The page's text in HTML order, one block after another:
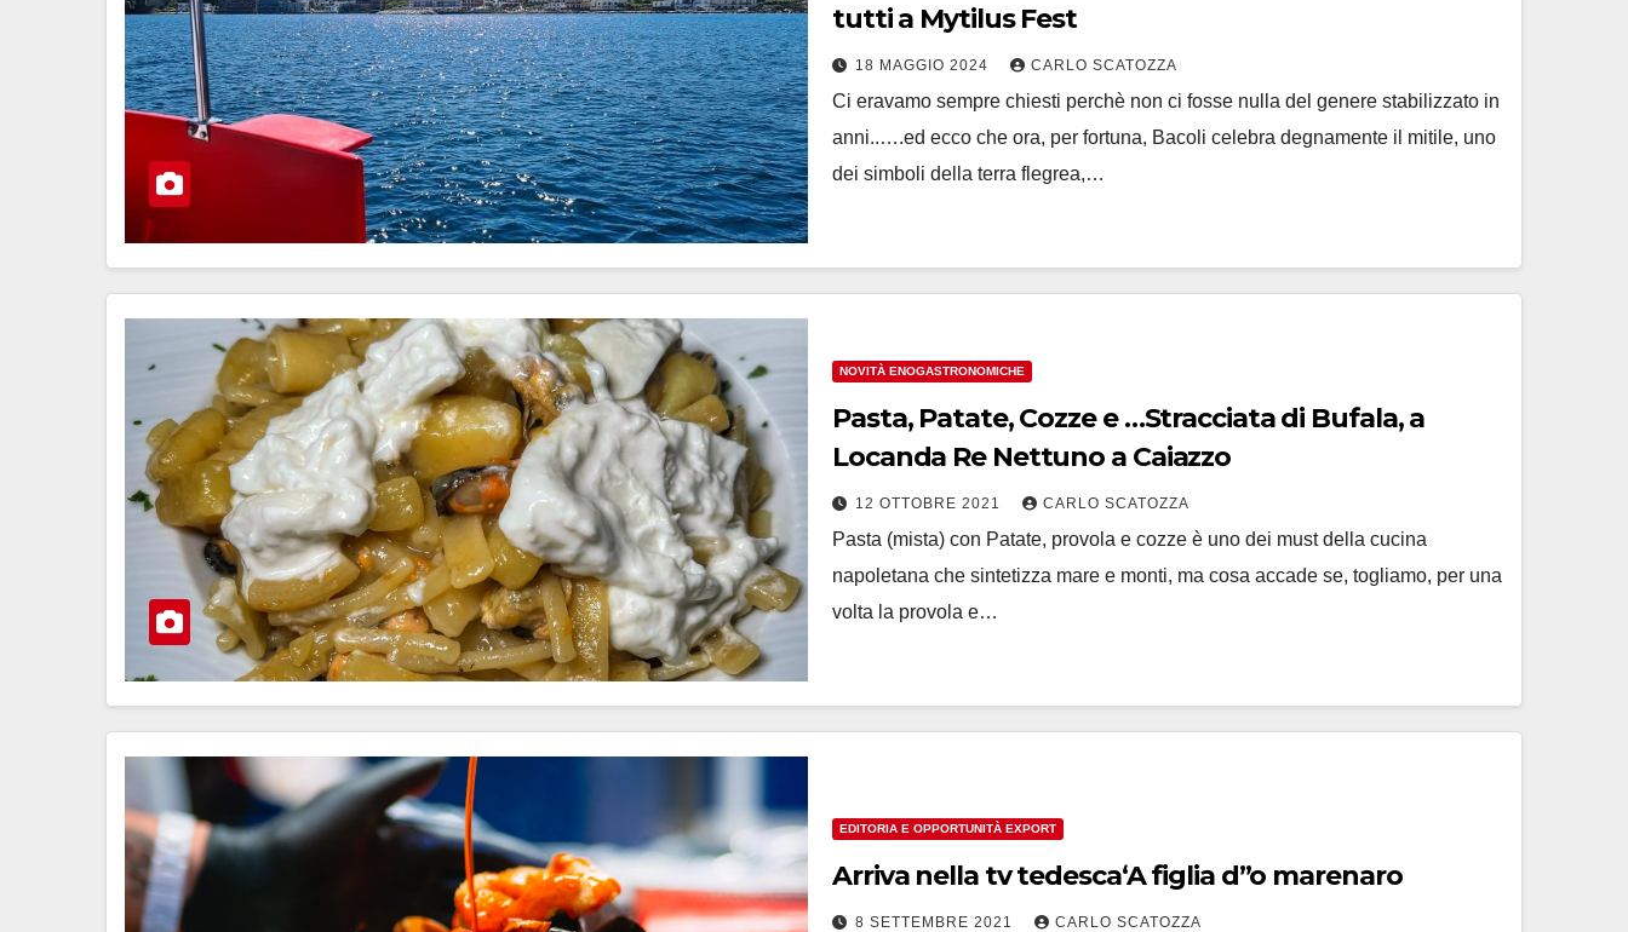
tutti a Mytilus Fest
18 MAGGIO 2024 CARLO SCATOZZA
Ci eravamo sempre chiesti perchè non ci fosse nulla del genere stabilizzato in
anni..….ed ecco che ora, per fortuna, Bacoli celebra degnamente il mitile, uno
dei simboli della terra flegrea,…
NOVITÀ ENOGASTRONOMICHE
Pasta, Patate, Cozze e …Stracciata di Bufala, a
Locanda Re Nettuno a Caiazzo
12 OTTOBRE 2021 CARLO SCATOZZA
Pasta (mista) con Patate, provola e cozze è uno dei must della cucina
napoletana che sintetizza mare e monti, ma cosa accade se, togliamo, per una
volta la provola e…
EDITORIA E OPPORTUNITÀ EXPORT
Arriva nella tv tedesca‘A figlia d”o marenaro
8 SETTEMBRE 2021 CARLO SCATOZZA